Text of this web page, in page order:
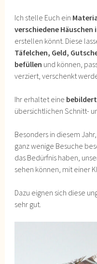
Ich stelle Euch ein
verschiedene Häuschen
erstellen könnt. Diese
Täfelchen, Geld,
befüllen und können,
verziert, verschenkt
Ihr erhaltet eine
übersichtlichen Schnitt-
Besonders in diesem
ganz wenige Besuche
das Bedürfnis haben,
sehen können, mit einer
Dazu eignen sich diese
sehr gut.